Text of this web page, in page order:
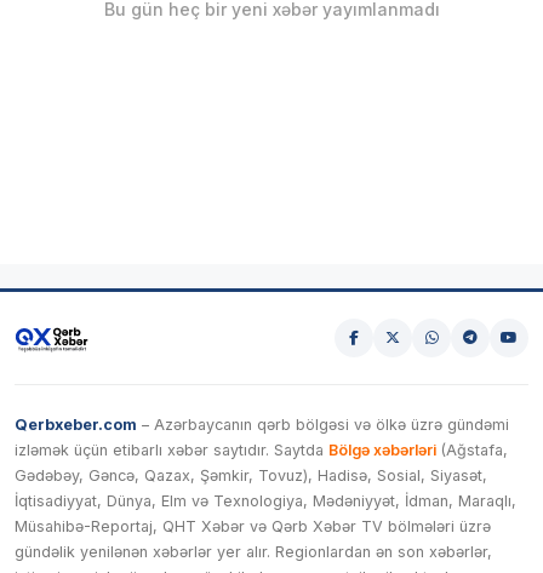
Bu gün heç bir yeni xəbər yayımlanmadı
Qerbxeber.com – Azərbaycanın qərb bölgəsi və ölkə üzrə gündəmi
izləmək üçün etibarlı xəbər saytıdır. Saytda Bölgə xəbərləri (Ağstafa,
Gədəbəy, Gəncə, Qazax, Şəmkir, Tovuz), Hadisə, Sosial, Siyasət,
İqtisadiyyat, Dünya, Elm və Texnologiya, Mədəniyyət, İdman, Maraqlı,
Müsahibə-Reportaj, QHT Xəbər və Qərb Xəbər TV bölmələri üzrə
gündəlik yenilənən xəbərlər yer alır. Regionlardan ən son xəbərlər,